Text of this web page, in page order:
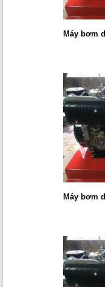
Máy bơm
Máy bơm